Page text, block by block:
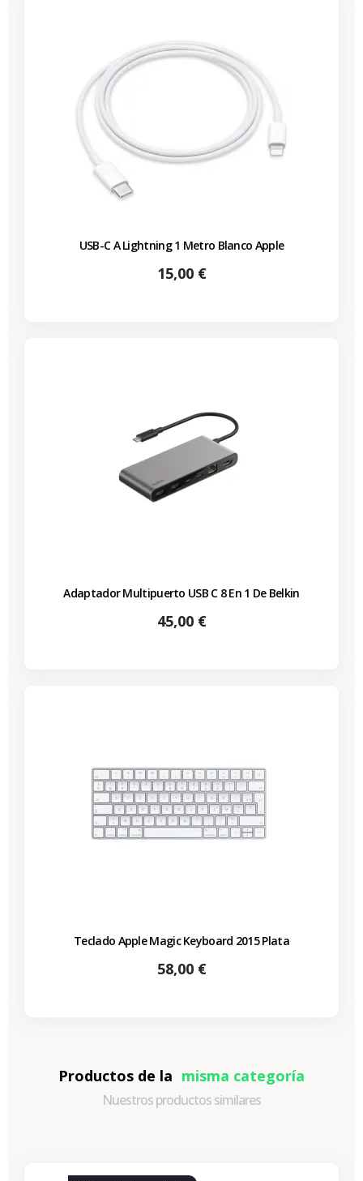
USB-C A Lightning 1 Metro Blanco Apple
Precio
15,00 €
Adaptador Multipuerto USB C 8 En 1 De Belkin
Precio
45,00 €
Teclado Apple Magic Keyboard 2015 Plata
Precio
58,00 €
Productos de la misma categoría
Nuestros productos similares